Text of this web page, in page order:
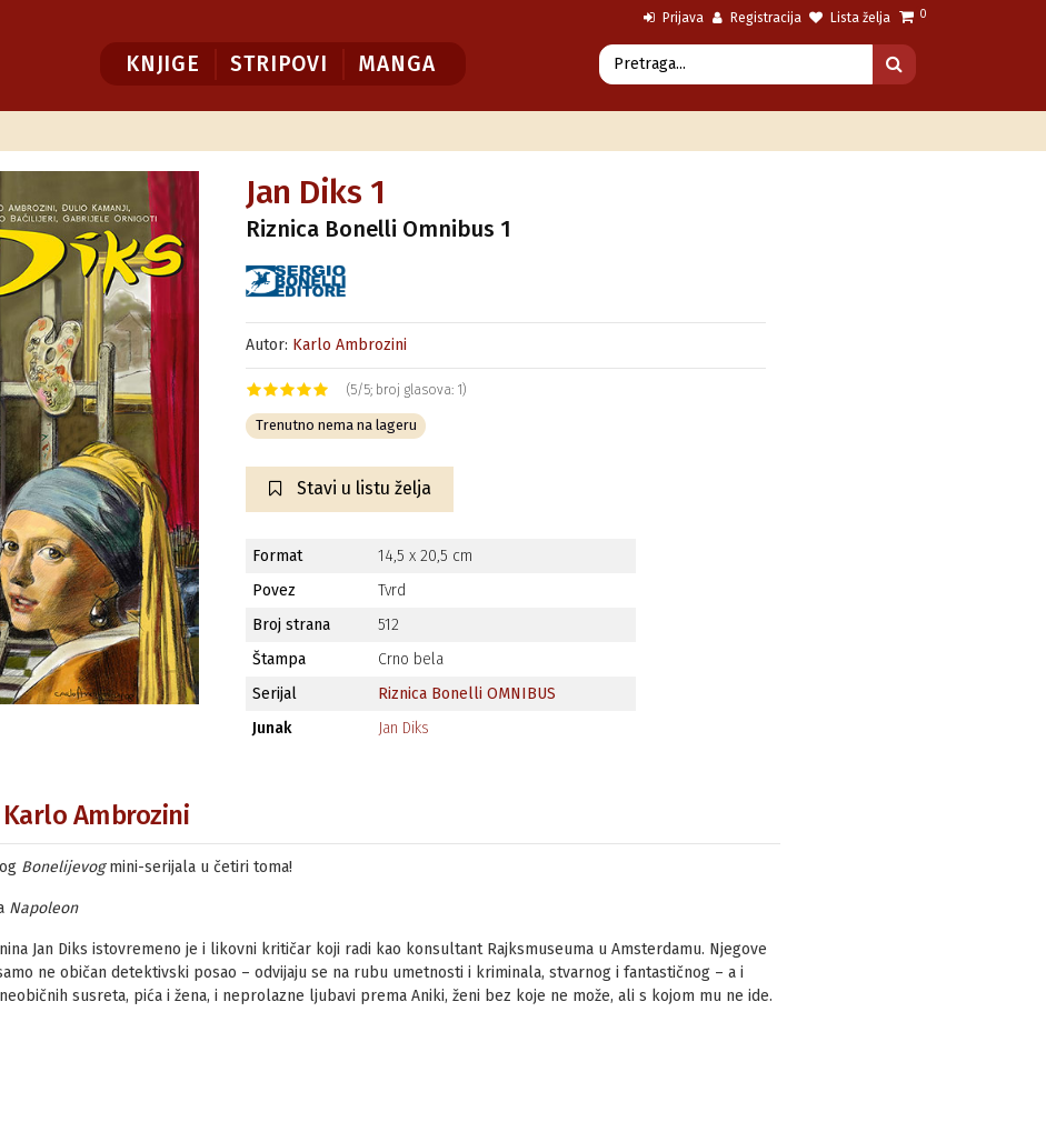
Prijava Registracija Lista želja 0
KNJIGE STRIPOVI MANGA
Jan Diks 1
Riznica Bonelli Omnibus 1
Autor: Karlo Ambrozini
(5/5; broj glasova: 1)
Trenutno nema na lageru
Stavi u listu želja
Format
14,5 x 20,5 cm
Povez
Tvrd
Broj strana
512
Štampa
Crno bela
Serijal
Riznica Bonelli OMNIBUS
Junak
Jan Diks
Karlo Ambrozini
Bonelijevogmini-serijala u četiri toma!
Napoleon
Jan Diks istovremeno je i likovni kritičar koji radi kao konsultant Rajksmuseuma u Amsterdamu. Njegove
ne običan detektivski posao – odvijaju se na rubu umetnosti i kriminala, stvarnog i fantastičnog – a i
susreta, pića i žena, i neprolazne ljubavi prema Aniki, ženi bez koje ne može, ali s kojom mu ne ide.